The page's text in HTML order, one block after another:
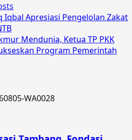
Iqbal Apresiasi Pengelolan Zakat
Mendunia, Ketua TP PKK
Program Pemerintah